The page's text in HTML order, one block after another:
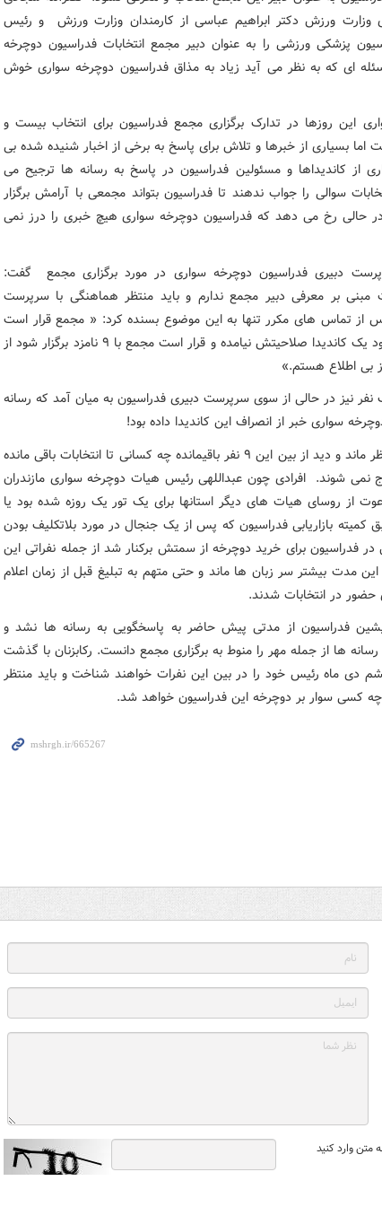
ورزش دکتر ابراهیم عباسی از کارمندان وزارت ورزش و رئیس
پزشکی ورزشی را به عنوان دبیر مجمع انتخابات فدراسیون دوچرخه
ای که به نظر می آید زیاد به مذاق فدراسیون دوچرخه سواری خوش
این روزها در تدارک برگزاری مجمع فدراسیون برای انتخاب بیست و
بسیاری از خبرها و تلاش برای پاسخ به برخی از اخبار شنیده شده بی
از کاندیداها و مسئولین فدراسیون در پاسخ به رسانه ها ترجیح می
سوالی را جواب ندهند تا فدراسیون بتواند مجمعی با آرامش برگزار
حالی رخ می دهد که فدراسیون دوچرخه سواری هیچ خبری را درز نمی
دبیری فدراسیون دوچرخه سواری در مورد برگزاری مجمع گفت:
مبنی بر معرفی دبیر مجمع ندارم و باید منتظر هماهنگی با سرپرست
از تماس های مکرر تنها به این موضوع بسنده کرد: « مجمع قرار است
شش دی ماه برگزار شود یک کاندیدا صلاحیتش نیامده و قرار است مجمع با ۹ نامزد برگزار شود از
بی اطلاع هستم.»
نیز در حالی از سوی سرپرست دبیری فدراسیون به میان آمد که رسانه
سواری خبر از انصراف این کاندیدا داده بود!
با این اوصاف باید منتظر ماند و دید از بین این ۹ نفر باقیمانده چه کسانی تا انتخابات باقی مانده
نمی شوند. افرادی چون عبداللهی رئیس هیات دوچرخه سواری مازندران
از روسای هیات های دیگر استانها برای یک تور یک روزه شده بود یا
کمیته بازاریابی فدراسیون که پس از یک جنجال در مورد بلاتکلیف بودن
در فدراسیون برای خرید دوچرخه از سمتش برکنار شد از جمله نفراتی این
مدت بیشتر سر زبان ها ماند و حتی متهم به تبلیغ قبل از زمان اعلام
در انتخابات شدند.
فدراسیون از مدتی پیش حاضر به پاسخگویی به رسانه ها نشد و
ها از جمله مهر را منوط به برگزاری مجمع دانست. رکابزنان با گذشت
دی ماه رئیس خود را در بین این نفرات خواهند شناخت و باید منتظر
چه کسی سوار بر دوچرخه این فدراسیون خواهد شد.
متن وارد کنید